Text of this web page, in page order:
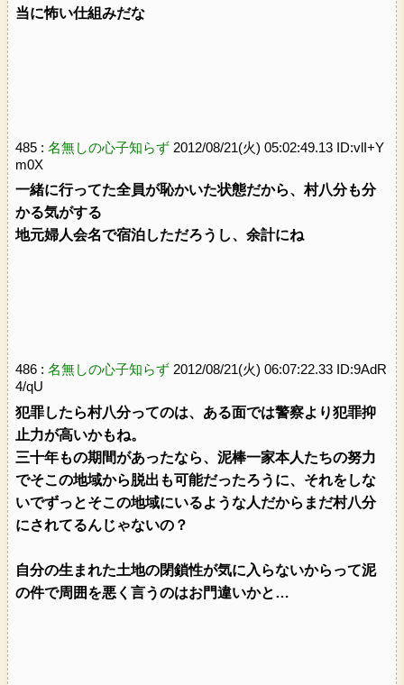
当に怖い仕組みだな
485 : 名無しの心子知らず 2012/08/21(火) 05:02:49.13 ID:vlI+Y
m0X
一緒に行ってた全員が恥かいた状態だから、村八分も分
かる気がする
地元婦人会名で宿泊しただろうし、余計にね
486 : 名無しの心子知らず 2012/08/21(火) 06:07:22.33 ID:9AdR
4/qU
犯罪したら村八分ってのは、ある面では警察より犯罪抑
止力が高いかもね。
三十年もの期間があったなら、泥棒一家本人たちの努力
でそこの地域から脱出も可能だったろうに、それをしな
いでずっとそこの地域にいるような人だからまだ村八分
にされてるんじゃないの？
自分の生まれた土地の閉鎖性が気に入らないからって泥
の件で周囲を悪く言うのはお門違いかと…